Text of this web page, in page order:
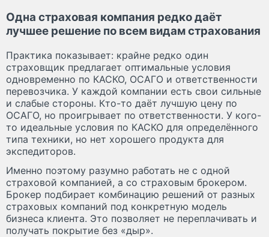
Одна страховая компания редко даёт
лучшее решение по всем видам страхования
Практика показывает: крайне редко один
страховщик предлагает оптимальные условия
одновременно по КАСКО, ОСАГО и ответственности
перевозчика. У каждой компании есть свои сильные
и слабые стороны. Кто-то даёт лучшую цену по
ОСАГО, но проигрывает по ответственности. У кого-
то идеальные условия по КАСКО для определённого
типа техники, но нет хорошего продукта для
экспедиторов.
Именно поэтому разумно работать не с одной
страховой компанией, а со страховым брокером.
Брокер подбирает комбинацию решений от разных
страховых компаний под конкретную модель
бизнеса клиента. Это позволяет не переплачивать и
получать покрытие без «дыр».